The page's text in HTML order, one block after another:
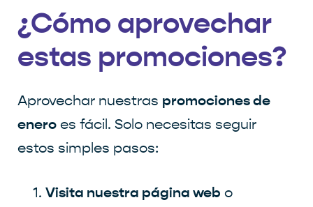
¿Cómo aprovechar
estas promociones?
Aprovechar nuestras promociones de
enero es fácil. Solo necesitas seguir
estos simples pasos:
Visita nuestra página web o